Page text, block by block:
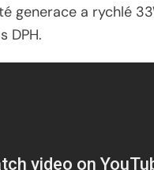
generace a rychlé
DPH.